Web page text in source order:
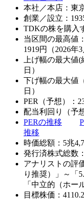
本社／本店：東
創業／設立：
TDKの株を購入
当区間の最高値
1919円（2026
上げ幅の最大値
日）
下げ幅の最大値
日）
PER（予想）：
配当利回り（予
PERの推移
推移
時価総額：5兆
発行済株式総数
アナリストの評
り推奨）」～「
「中立的（ホー
目標株価：